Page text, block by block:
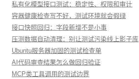
私有化模型接口测试：稳定性、权限和审计
容器健康检查写不好，测试环境就会假绿
接口快照回归：字段新增不是小事
压测数据自动清理：别让测试污染线上影子库
Ubuntu服务器加固的测试检查单
AI代码审查结果怎么做回归验证
MCP类工具调用的测试边界